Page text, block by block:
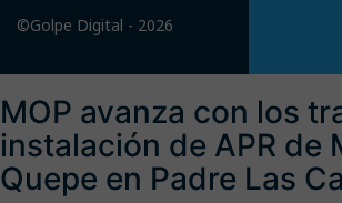
©Golpe Digital - 2026
MOP avanza con los
instalación de APR de
Quepe en Padre Las